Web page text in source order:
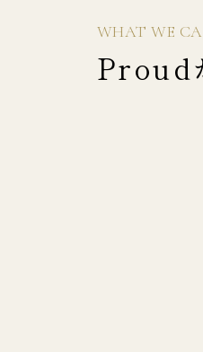
WHAT WE
Proud